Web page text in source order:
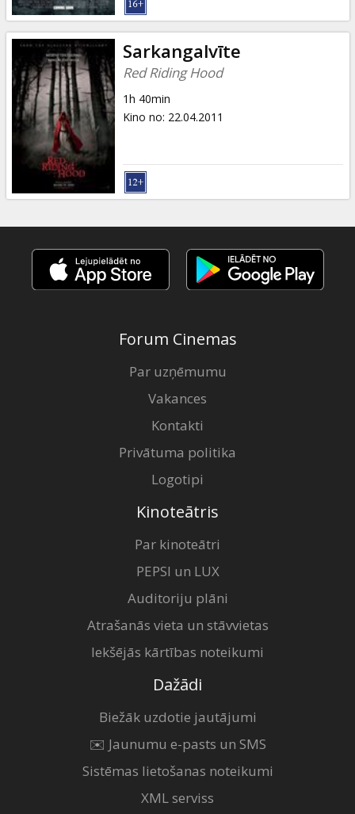
Sarkangalvīte
Red Riding Hood
1h 40min
Kino no: 22.04.2011
Forum Cinemas
Par uzņēmumu
Vakances
Kontakti
Privātuma politika
Logotipi
Kinoteātris
Par kinoteātri
PEPSI un LUX
Auditoriju plāni
Atrašanās vieta un stāvvietas
Iekšējās kārtības noteikumi
Dažādi
Biežāk uzdotie jautājumi
✉️ Jaunumu e-pasts un SMS
Sistēmas lietošanas noteikumi
XML serviss